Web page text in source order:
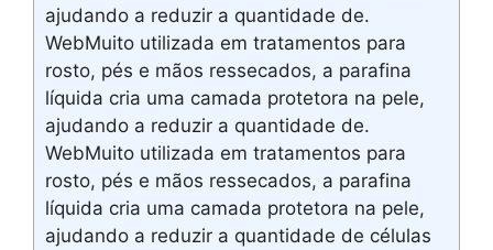
ajudando a reduzir a quantidade de.
WebMuito utilizada em tratamentos para
rosto, pés e mãos ressecados, a parafina
líquida cria uma camada protetora na pele,
ajudando a reduzir a quantidade de.
WebMuito utilizada em tratamentos para
rosto, pés e mãos ressecados, a parafina
líquida cria uma camada protetora na pele,
ajudando a reduzir a quantidade de células